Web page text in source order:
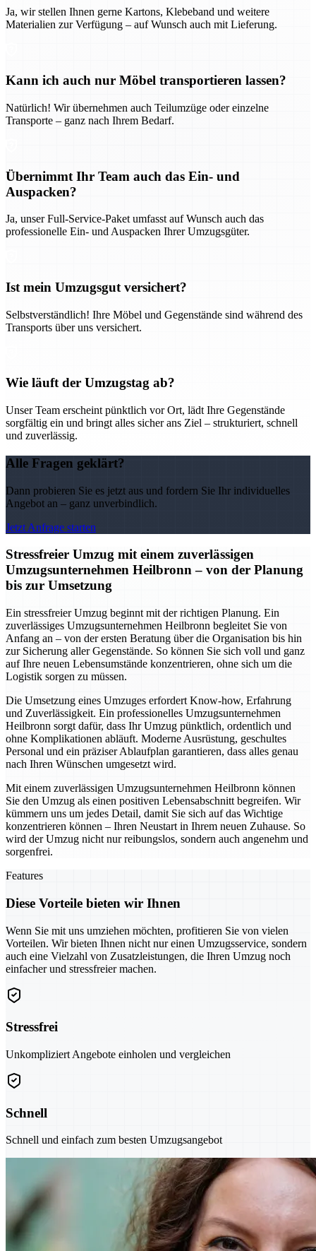
Ja, wir stellen Ihnen gerne Kartons, Klebeband und weitere
Materialien zur Verfügung – auf Wunsch auch mit Lieferung.
Kann ich auch nur Möbel transportieren lassen?
Natürlich! Wir übernehmen auch Teilumzüge oder einzelne
Transporte – ganz nach Ihrem Bedarf.
Übernimmt Ihr Team auch das Ein- und
Auspacken?
Ja, unser Full-Service-Paket umfasst auf Wunsch auch das
professionelle Ein- und Auspacken Ihrer Umzugsgüter.
Ist mein Umzugsgut versichert?
Selbstverständlich! Ihre Möbel und Gegenstände sind während des
Transports über uns versichert.
Wie läuft der Umzugstag ab?
Unser Team erscheint pünktlich vor Ort, lädt Ihre Gegenstände
sorgfältig ein und bringt alles sicher ans Ziel – strukturiert, schnell
und zuverlässig.
Alle Fragen geklärt?
Dann probieren Sie es jetzt aus und fordern Sie Ihr individuelles
Angebot an – ganz unverbindlich.
Jetzt Anfrage starten
Stressfreier Umzug mit einem zuverlässigen
Umzugsunternehmen Heilbronn – von der Planung
bis zur Umsetzung
Ein stressfreier Umzug beginnt mit der richtigen Planung. Ein
zuverlässiges Umzugsunternehmen Heilbronn begleitet Sie von
Anfang an – von der ersten Beratung über die Organisation bis hin
zur Sicherung aller Gegenstände. So können Sie sich voll und ganz
auf Ihre neuen Lebensumstände konzentrieren, ohne sich um die
Logistik sorgen zu müssen.
Die Umsetzung eines Umzuges erfordert Know-how, Erfahrung
und Zuverlässigkeit. Ein professionelles Umzugsunternehmen
Heilbronn sorgt dafür, dass Ihr Umzug pünktlich, ordentlich und
ohne Komplikationen abläuft. Moderne Ausrüstung, geschultes
Personal und ein präziser Ablaufplan garantieren, dass alles genau
nach Ihren Wünschen umgesetzt wird.
Mit einem zuverlässigen Umzugsunternehmen Heilbronn können
Sie den Umzug als einen positiven Lebensabschnitt begreifen. Wir
kümmern uns um jedes Detail, damit Sie sich auf das Wichtige
konzentrieren können – Ihren Neustart in Ihrem neuen Zuhause. So
wird der Umzug nicht nur reibungslos, sondern auch angenehm und
sorgenfrei.
Features
Diese Vorteile bieten wir Ihnen
Wenn Sie mit uns umziehen möchten, profitieren Sie von vielen
Vorteilen. Wir bieten Ihnen nicht nur einen Umzugsservice, sondern
auch eine Vielzahl von Zusatzleistungen, die Ihren Umzug noch
einfacher und stressfreier machen.
Stressfrei
Unkompliziert Angebote einholen und vergleichen
Schnell
Schnell und einfach zum besten Umzugsangebot